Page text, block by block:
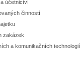
účetnictví
činností
zakázek
a komunikačních technologií